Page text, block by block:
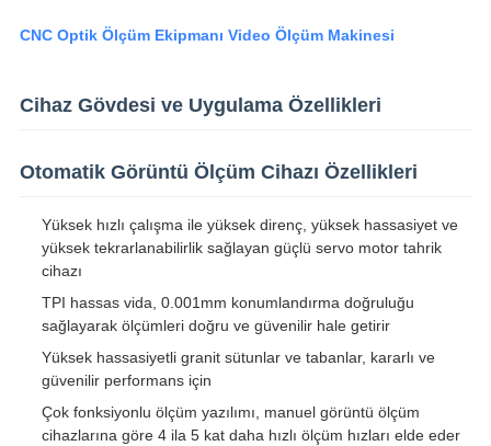
CNC Optik Ölçüm Ekipmanı Video Ölçüm Makinesi
Cihaz Gövdesi ve Uygulama Özellikleri
Otomatik Görüntü Ölçüm Cihazı Özellikleri
Yüksek hızlı çalışma ile yüksek direnç, yüksek hassasiyet ve
yüksek tekrarlanabilirlik sağlayan güçlü servo motor tahrik
cihazı
TPI hassas vida, 0.001mm konumlandırma doğruluğu
sağlayarak ölçümleri doğru ve güvenilir hale getirir
Yüksek hassasiyetli granit sütunlar ve tabanlar, kararlı ve
güvenilir performans için
Çok fonksiyonlu ölçüm yazılımı, manuel görüntü ölçüm
cihazlarına göre 4 ila 5 kat daha hızlı ölçüm hızları elde eder